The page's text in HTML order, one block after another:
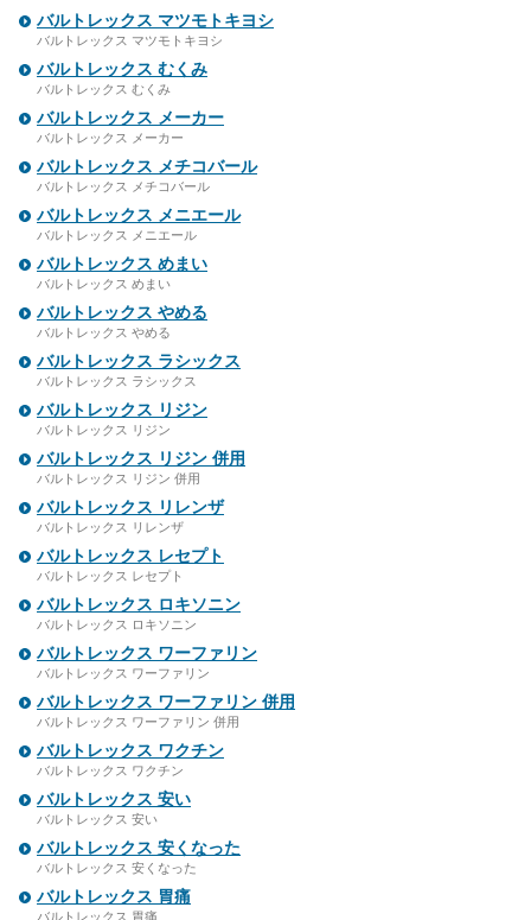
バルトレックス マツモトキヨシ
バルトレックス マツモトキヨシ
バルトレックス むくみ
バルトレックス むくみ
バルトレックス メーカー
バルトレックス メーカー
バルトレックス メチコバール
バルトレックス メチコバール
バルトレックス メニエール
バルトレックス メニエール
バルトレックス めまい
バルトレックス めまい
バルトレックス やめる
バルトレックス やめる
バルトレックス ラシックス
バルトレックス ラシックス
バルトレックス リジン
バルトレックス リジン
バルトレックス リジン 併用
バルトレックス リジン 併用
バルトレックス リレンザ
バルトレックス リレンザ
バルトレックス レセプト
バルトレックス レセプト
バルトレックス ロキソニン
バルトレックス ロキソニン
バルトレックス ワーファリン
バルトレックス ワーファリン
バルトレックス ワーファリン 併用
バルトレックス ワーファリン 併用
バルトレックス ワクチン
バルトレックス ワクチン
バルトレックス 安い
バルトレックス 安い
バルトレックス 安くなった
バルトレックス 安くなった
バルトレックス 胃痛
バルトレックス 胃痛